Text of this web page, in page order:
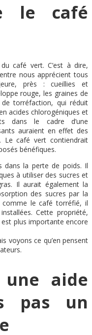
le café
café vert. C’est à dire,
nous apprécient tous
près : cueillies et
rouge, les graines de
torréfaction, qui réduit
acides chlorogéniques et
dans le cadre d’une
auraient en effet des
Le café vert contiendrait
bénéfiques.
dans la perte de poids. Il
à utiliser des sucres et
Il aurait également la
des sucres par la
comme le café torréfié, il
Cette propriété,
plus importante encore
voyons ce qu’en pensent
aide
pas un